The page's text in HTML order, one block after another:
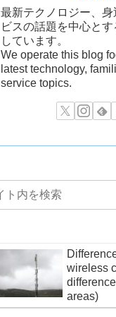
最新テクノロジー、身
ビスの話題を中心と
しています。
We operate this blog
latest technology,
service topics.
wireless
areas)